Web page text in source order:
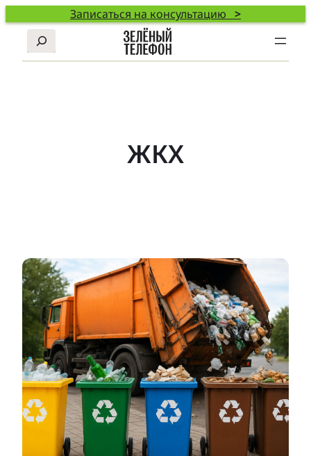
Записаться на консультацию >
Поиск
ЖКХ